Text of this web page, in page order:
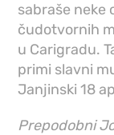
sabraše neke
čudotvornih
u Carigradu.
primi slavni
Janjinski 18
Prepodobni